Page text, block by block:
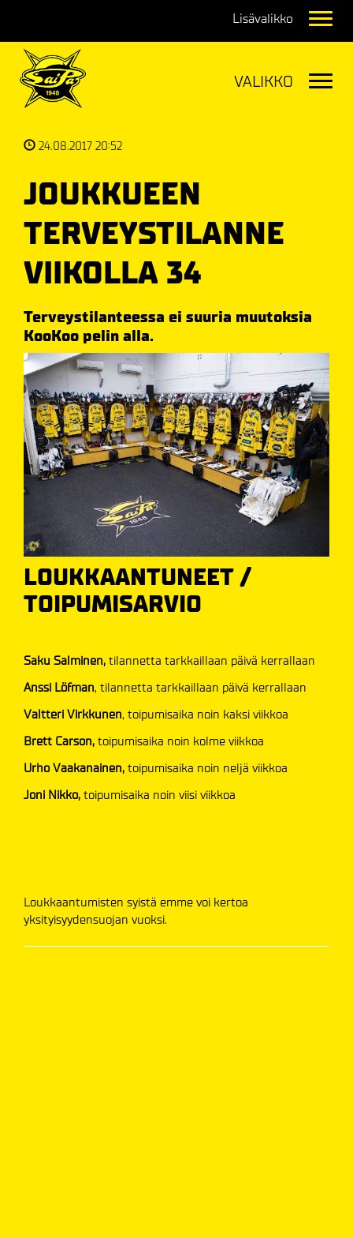
24.08.2017 20:52
JOUKKUEEN
TERVEYSTILANNE
VIIKOLLA 34
Terveystilanteessa ei suuria muutoksia
KooKoo pelin alla.
LOUKKAANTUNEET /
TOIPUMISARVIO
Saku Salminen, tilannetta tarkkaillaan päivä kerrallaan
Anssi Löfman, tilannetta tarkkaillaan päivä kerrallaan
Valtteri Virkkunen, toipumisaika noin kaksi viikkoa
Brett Carson, toipumisaika noin kolme viikkoa
Urho Vaakanainen, toipumisaika noin neljä viikkoa
Joni Nikko, toipumisaika noin viisi viikkoa
Loukkaantumisten syistä emme voi kertoa
yksityisyydensuojan vuoksi.